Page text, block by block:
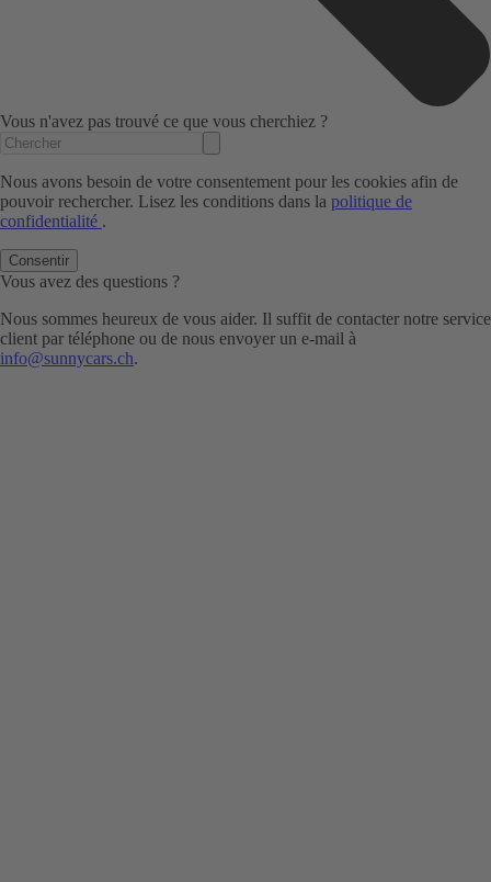
Vous n'avez pas trouvé ce que vous cherchiez ?
Nous avons besoin de votre consentement pour les cookies afin de
pouvoir rechercher. Lisez les conditions dans la politique de
confidentialité .
Consentir
Vous avez des questions ?
Nous sommes heureux de vous aider. Il suffit de contacter notre service
client par téléphone ou de nous envoyer un e-mail à
info@sunnycars.ch.